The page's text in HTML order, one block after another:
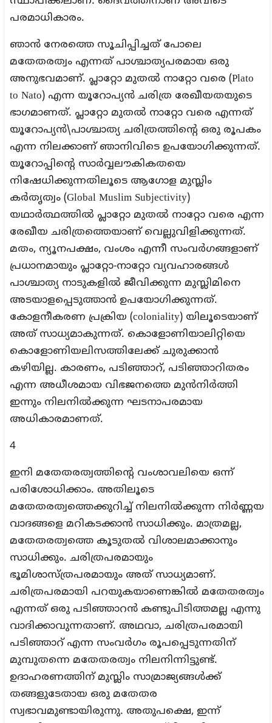
പരമാധികാരം.
ഞാന്‍ നേരത്തെ സൂചിപ്പിച്ചത് പോലെ
മതേതരത്വം എന്നത് പാശ്ചാത്യപരമായ ഒരു
അനുഭവമാണ്. പ്ലാറ്റോ മുതല്‍ നാറ്റോ വരെ (Plato
to Nato) എന്ന യൂറോപ്യന്‍ ചരിത്ര രേഖീയതയുടെ
ഭാഗമാണത്. പ്ലാറ്റോ മുതല്‍ നാറ്റോ വരെ എന്നത്
യൂറോപ്യന്‍\പാശ്ചാത്യ ചരിത്രത്തിന്റെ ഒരു രൂപകം
എന്ന നിലക്കാണ് ഞാനിവിടെ ഉപയോഗിക്കുന്നത്.
യൂറോപ്പിന്റെ സാര്‍വ്വലൗകികതയെ
നിഷേധിക്കുന്നതിലൂടെ ആഗോള മുസ്ലിം
കര്‍തൃത്വം (Global Muslim Subjectivity)
യഥാര്‍ത്ഥത്തില്‍ പ്ലാറ്റോ മുതല്‍ നാറ്റോ വരെ എന്ന
രേഖീയ ചരിത്രത്തെയാണ് വെല്ലുവിളിക്കുന്നത്.
മതം, ന്യൂനപക്ഷം, വംശം എന്നീ സംവര്‍ഗങ്ങളാണ്
പ്രധാനമായും പ്ലാറ്റോ-നാറ്റോ വ്യവഹാരങ്ങള്‍
പാശ്ചാത്യ നാടുകളില്‍ ജീവിക്കുന്ന മുസ്ലിമിനെ
അടയാളപ്പെടുത്താന്‍ ഉപയോഗിക്കുന്നത്.
കോളനീകരണ പ്രക്രിയ (coloniality) യിലൂടെയാണ്
അത് സാധ്യമാകുന്നത്. കൊളോണിയാലിറ്റിയെ
കൊളോണിയലിസത്തിലേക്ക് ചുരുക്കാന്‍
കഴിയില്ല. കാരണം, പടിഞ്ഞാറ്, പടിഞ്ഞാറിതരം
എന്ന അധീശമായ വിഭജനത്തെ മുന്‍നിര്‍ത്തി
ഇന്നും നിലനില്‍ക്കുന്ന ഘടനാപരമായ
അധികാരമാണത്.
4
ഇനി മതേതരത്വത്തിന്റെ വംശാവലിയെ ഒന്ന്
പരിശോധിക്കാം. അതിലൂടെ
മതേതരത്വത്തെക്കുറിച്ച് നിലനില്‍ക്കുന്ന നിര്‍ണ്ണയ
വാദങ്ങളെ മറികടക്കാന്‍ സാധിക്കും. മാത്രമല്ല,
മതേതരത്വത്തെ കൂടുതല്‍ വിശാലമാക്കാനും
സാധിക്കും. ചരിത്രപരമായും
ഭൂമിശാസ്ത്രപരമായും അത് സാധ്യമാണ്.
ചരിത്രപരമായി പറയുകയാണെങ്കില്‍ മതേതരത്വം
എന്നത് ഒരു പടിഞ്ഞാറന്‍ കണ്ടുപിടിത്തമല്ല എന്നു
വാദിക്കാവുന്നതാണ്. അഥവാ, ചരിത്രപരമായി
പടിഞ്ഞാറ് എന്ന സംവര്‍ഗം രൂപപ്പെടുന്നതിന്
മുമ്പുതന്നെ മതേതരത്വം നിലനിന്നിട്ടുണ്ട്.
ഉദാഹരണത്തിന് മുസ്ലിം സാമ്രാജ്യങ്ങള്‍ക്ക്
തങ്ങളുടേതായ ഒരു മതേതര
സ്വഭാവമുണ്ടായിരുന്നു. അതുപക്ഷെ, ഇന്ന്